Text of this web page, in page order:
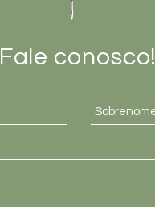
Fale conosco!